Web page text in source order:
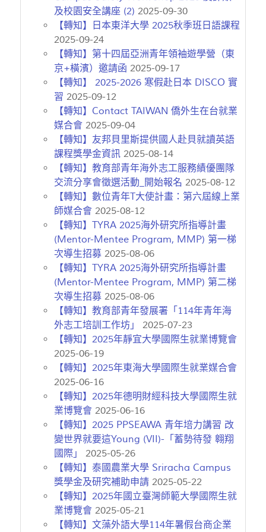
及校園安全講座 (2) 2025-09-30
【轉知】日本東洋大學 2025秋季班日語課程
2025-09-24
【轉知】第十四屆亞洲青年領袖遊學營（東
京+橫濱）邀請函 2025-09-17
【轉知】 2025-2026 寒假赴日本 DISCO 實
習 2025-09-12
【轉知】Contact TAIWAN 僑外生在台就業
媒合會 2025-09-04
【轉知】友邦貝里斯提供國人赴貝就讀英語
課程獎學金資訊 2025-08-14
【轉知】教育部青年海外志工服務績優團隊
交流分享會徵選活動_開始報名 2025-08-12
【轉知】數位青年T大使計畫：第六屆線上業
師媒合會 2025-08-12
【轉知】TYRA 2025海外研究所指導計畫
(Mentor-Mentee Program, MMP) 第一梯
次導生招募 2025-08-06
【轉知】TYRA 2025海外研究所指導計畫
(Mentor-Mentee Program, MMP) 第二梯
次導生招募 2025-08-06
【轉知】教育部青年發展署「114年青年海
外志工培訓工作坊」 2025-07-23
【轉知】2025年靜宜大學國際生就業博覽會
2025-06-19
【轉知】2025年東海大學國際生就業媒合會
2025-06-16
【轉知】2025年德明財經科技大學國際生就
業博覽會 2025-06-16
【轉知】2025 PPSEAWA 青年培力講習 改
變世界就要這Young (VII)-「蓄勢待發 翱翔
國際」 2025-05-26
【轉知】泰國農業大學 Sriracha Campus
獎學金及研究補助申請 2025-05-22
【轉知】2025年國立臺灣師範大學國際生就
業博覽會 2025-05-21
【轉知】文藻外語大學114年暑假台商企業